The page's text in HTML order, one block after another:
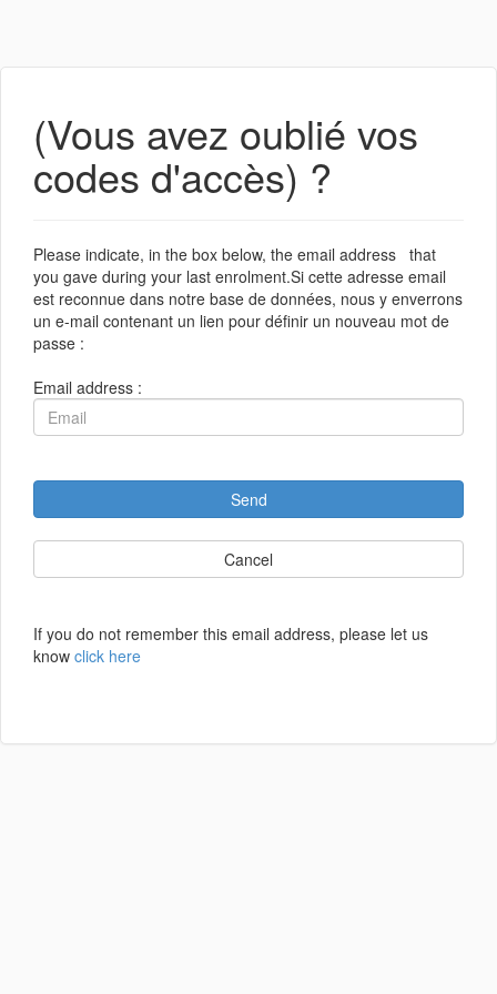
(Vous avez oublié vos
codes d'accès) ?
Please indicate, in the box below, the email address that
you gave during your last enrolment.Si cette adresse email
est reconnue dans notre base de données, nous y enverrons
un e-mail contenant un lien pour définir un nouveau mot de
passe :
Email address :
Send
Cancel
If you do not remember this email address, please let us
know click here